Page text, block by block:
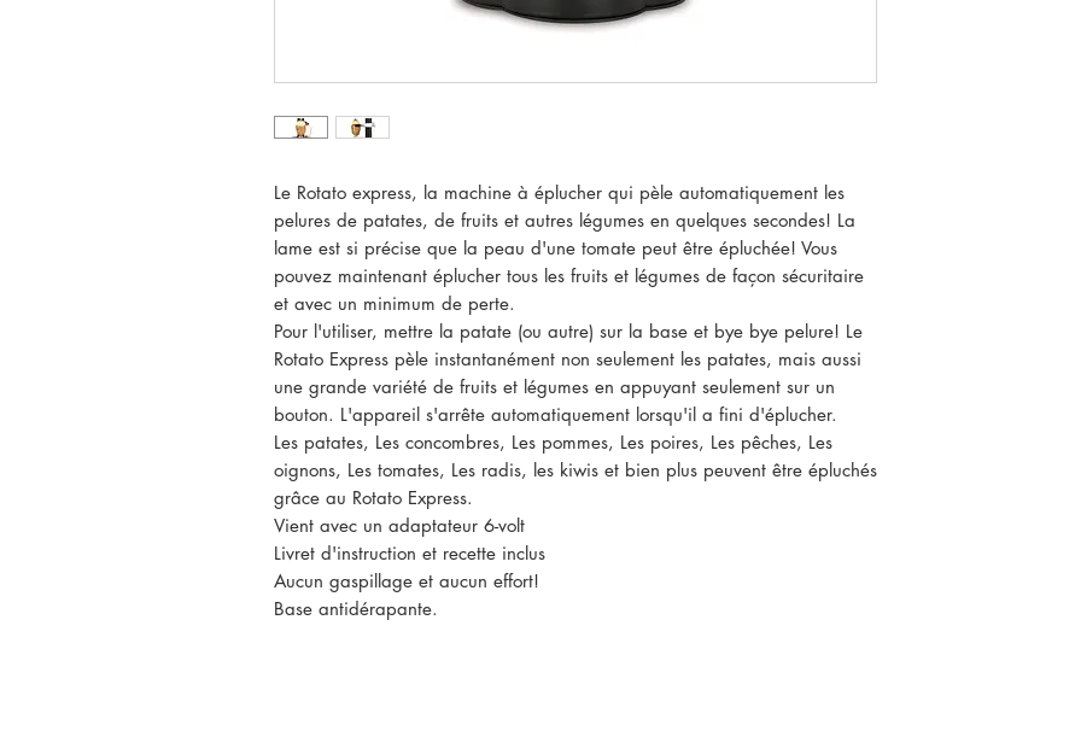
Le Rotato express, la machine à éplucher qui pèle automatiquement les
pelures de patates, de fruits et autres légumes en quelques secondes! La
lame est si précise que la peau d'une tomate peut être épluchée! Vous
pouvez maintenant éplucher tous les fruits et légumes de façon sécuritaire
et avec un minimum de perte.
Pour l'utiliser, mettre la patate (ou autre) sur la base et bye bye pelure! Le
Rotato Express pèle instantanément non seulement les patates, mais aussi
une grande variété de fruits et légumes en appuyant seulement sur un
bouton. L'appareil s'arrête automatiquement lorsqu'il a fini d'éplucher.
Les patates, Les concombres, Les pommes, Les poires, Les pêches, Les
oignons, Les tomates, Les radis, les kiwis et bien plus peuvent être épluchés
grâce au Rotato Express.
Vient avec un adaptateur 6-volt
Livret d'instruction et recette inclus
Aucun gaspillage et aucun effort!
Base antidérapante.